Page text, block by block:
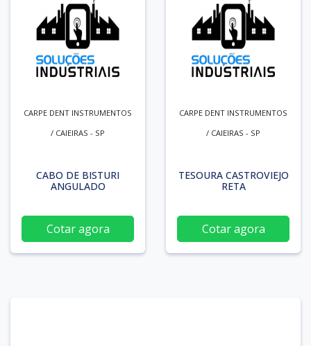
CARPE DENT INSTRUMENTOS
/ CAIEIRAS - SP
CABO DE BISTURI
ANGULADO
Cotar agora
CARPE DENT INSTRUMENTOS
/ CAIEIRAS - SP
TESOURA CASTROVIEJO
RETA
Cotar agora